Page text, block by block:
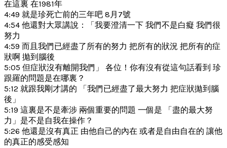
在這裏 在1981年
4:49 就是珍死亡前的三年吧 8月7號
4:54 他還對大眾講說：「我要澄清一下 我們不是白癡 我們很
努力
4:59 而且我們已經盡了所有的努力 把所有的狀況 把所有的症
狀啊 拋到腦後
5:05 但症狀沒有離開我們」 各位！你有沒有從這句話看到 珍
跟羅的問題是在哪裏？
5:12 就跟我剛才講的 「我們已經盡了最大努力 把症狀拋到腦
後」
5:19 這裏是不是牽涉 兩個重要的問題 一個是 「盡的最大努
力」是不是自我在操作？
5:26 他還是沒有真正 由他自己的內在 或者是自由自在的 讓他
的真正的感受感知